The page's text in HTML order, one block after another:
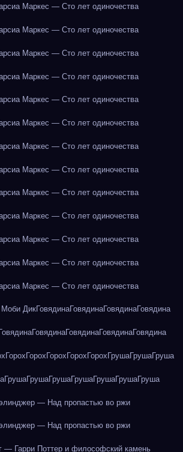
Маркес — Сто лет одиночества
Маркес — Сто лет одиночества
Маркес — Сто лет одиночества
Маркес — Сто лет одиночества
Маркес — Сто лет одиночества
Маркес — Сто лет одиночества
Маркес — Сто лет одиночества
Маркес — Сто лет одиночества
Маркес — Сто лет одиночества
Маркес — Сто лет одиночества
Маркес — Сто лет одиночества
Маркес — Сто лет одиночества
Маркес — Сто лет одиночества
ДикГовядинаГовядинаГовядинаГовядина
ГовядинаГовядинаГовядинаГовядина
Горох Горох Горох Горох Горох ГрушаГрушаГруша
ГрушаГрушаГрушаГрушаГрушаГрушаГруша
— Над пропастью во ржи
— Над пропастью во ржи
— Гарри Поттер и философский камень